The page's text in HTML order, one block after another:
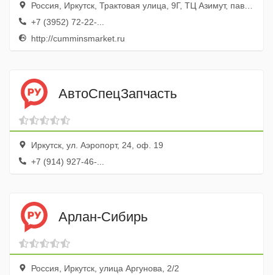
Россия, Иркутск, Трактовая улица, 9Г, ТЦ Азимут, пав. 68
+7 (3952) 72-22-...
http://cumminsmarket.ru
АвтоСпецЗапчасть
Иркутск, ул. Аэропорт, 24, оф. 19
+7 (914) 927-46-...
Арлан-Сибирь
Россия, Иркутск, улица Аргунова, 2/2